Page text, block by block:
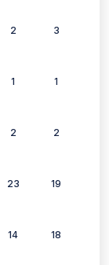
2 3
1 1
2 2
23 19
14 18